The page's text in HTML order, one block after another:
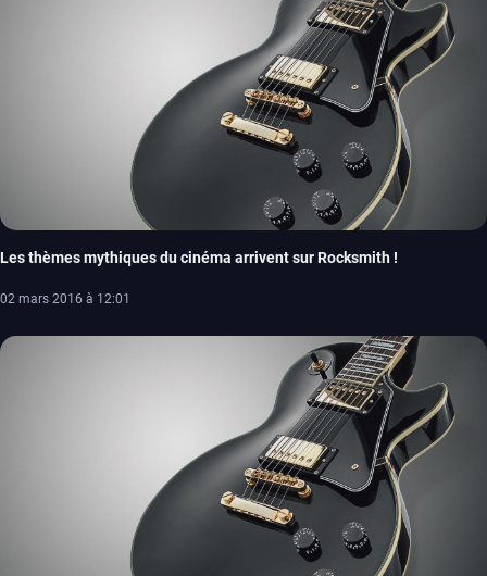
Les thèmes mythiques du cinéma arrivent sur Rocksmith !
02 mars 2016 à 12:01